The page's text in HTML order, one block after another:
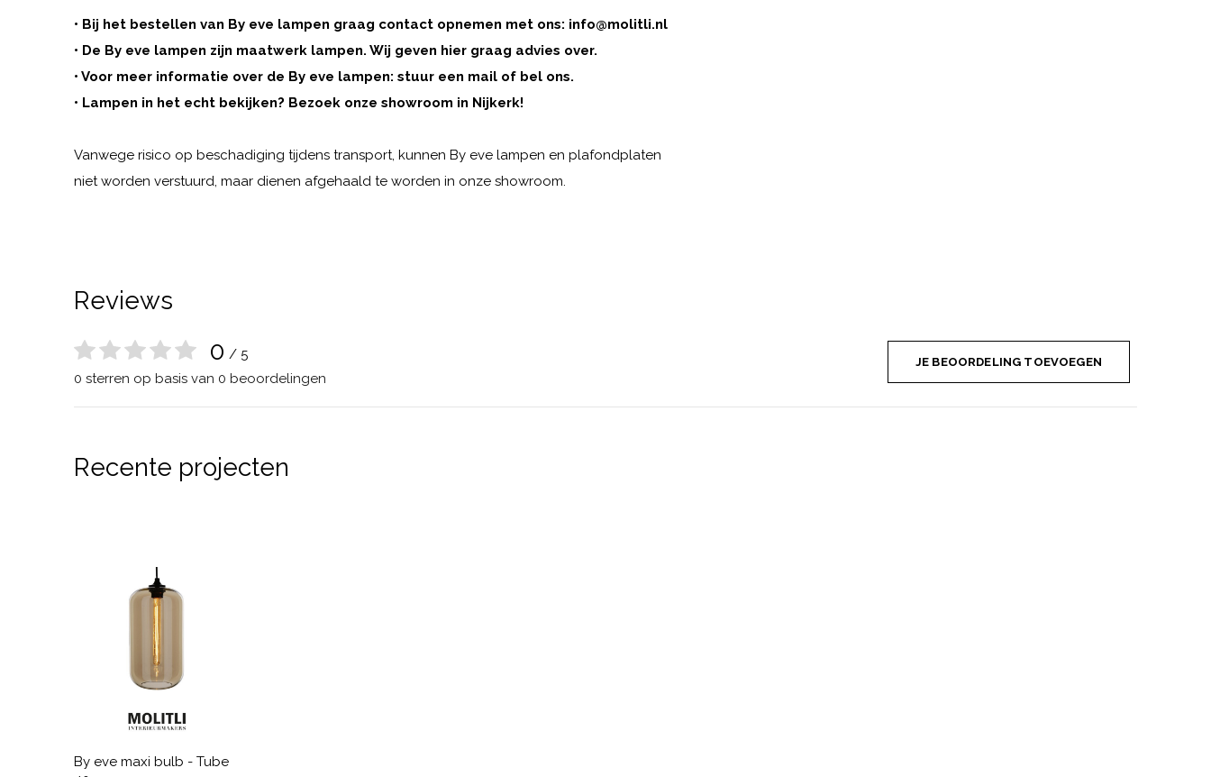
• Bij het bestellen van By eve lampen graag contact opnemen met ons: info@molitli.nl
• De By eve lampen zijn maatwerk lampen. Wij geven hier graag advies over.
• Voor meer informatie over de By eve lampen: stuur een mail of bel ons.
• Lampen in het echt bekijken? Bezoek onze showroom in Nijkerk!
Vanwege risico op beschadiging tijdens transport, kunnen By eve lampen en plafondplaten
niet worden verstuurd, maar dienen afgehaald te worden in onze showroom.
Reviews
0 / 5
0 sterren op basis van 0 beoordelingen
JE BEOORDELING TOEVOEGEN
Recente projecten
By eve maxi bulb - Tube